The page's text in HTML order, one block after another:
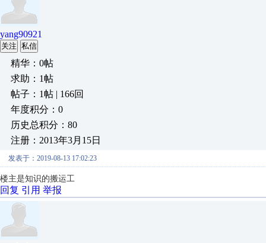
yang90921
关注 私信
精华：0帖
求助：1帖
帖子：1帖 | 166回
年度积分：0
历史总积分：80
注册：2013年3月15日
发表于：2019-08-13 17:02:23
楼主是知识的搬运工
回复 引用 举报